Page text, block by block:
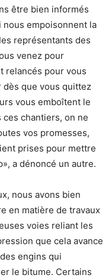
être bien informés
empoisonnent la
représentants des
venez pour
relancés pour vous
dès que vous quittez
vous emboîtent le
ces chantiers, on ne
vos promesses,
prises pour mettre
a dénoncé un autre.
nous avons bien
en matière de travaux
voies reliant les
que cela avance
engins qui
le bitume. Certains